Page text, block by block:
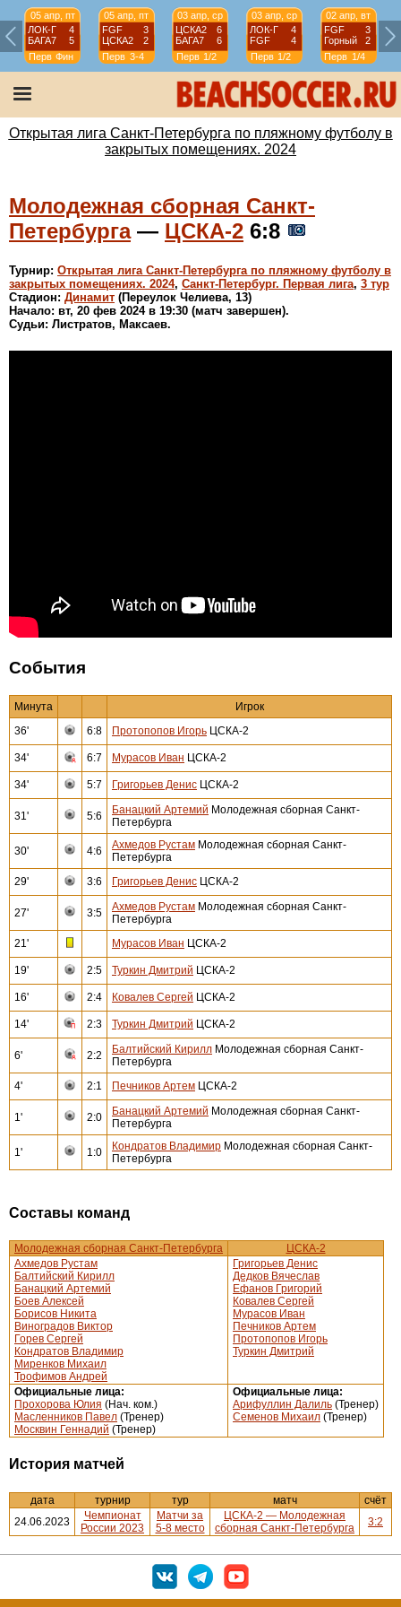
05 апр, пт
ЛОК-Г
4
БАГА7
5
Перв Фин
05 апр, пт
FGF
3
ЦСКА2
2
Перв 3-4
03 апр, ср
ЦСКА2
6
БАГА7
6
Перв 1/2
03 апр, ср
ЛОК-Г
4
FGF
4
Перв 1/2
02 апр, вт
FGF
3
Горный
2
Перв 1/4
Открытая лига Санкт-Петербурга по пляжному футболу в
закрытых помещениях. 2024
Молодежная сборная Санкт-
Петербурга— ЦСКА-2 6:8
Турнир: Открытая лига Санкт-Петербурга по пляжному футболу в
закрытых помещениях. 2024, Санкт-Петербург. Первая лига, 3 тур
Стадион: Динамит (Переулок Челиева, 13)
Начало: вт, 20 фев 2024 в 19:30 (матч завершен).
Судьи: Листратов, Максаев.
События
Минута
Игрок
36'
6:8 Протопопов Игорь ЦСКА-2
34' 6:7 Мурасов Иван ЦСКА-2
34' 5:7 Григорьев Денис ЦСКА-2
31' 5:6 Банацкий Артемий Молодежная сборная Санкт-
Петербурга
30' 4:6 Ахмедов Рустам Молодежная сборная Санкт-
Петербурга
29'
3:6 Григорьев Денис ЦСКА-2
27' 3:5 Ахмедов Рустам Молодежная сборная Санкт-
Петербурга
21'
Мурасов Иван ЦСКА-2
19' 2:5 Туркин Дмитрий ЦСКА-2
16' 2:4 Ковалев Сергей ЦСКА-2
14' 2:3 Туркин Дмитрий ЦСКА-2
6' 2:2 Балтийский Кирилл Молодежная сборная Санкт-
Петербурга
4'
2:1 Печников Артем ЦСКА-2
1' 2:0 Банацкий Артемий Молодежная сборная Санкт-
Петербурга
1' 1:0 Кондратов Владимир Молодежная сборная Санкт-
Петербурга
Составы команд
Молодежная сборная Санкт-Петербурга
ЦСКА-2
Ахмедов Рустам
Балтийский Кирилл
Банацкий Артемий
Боев Алексей
Борисов Никита
Виноградов Виктор
Горев Сергей
Кондратов Владимир
Миренков Михаил
Трофимов Андрей
Григорьев Денис
Дедков Вячеслав
Ефанов Григорий
Ковалев Сергей
Мурасов Иван
Печников Артем
Протопопов Игорь
Туркин Дмитрий
Официальные лица:
Прохорова Юлия (Нач. ком.)
Масленников Павел (Тренер)
Москвин Геннадий (Тренер)
Официальные лица:
Арифуллин Далиль (Тренер)
Семенов Михаил (Тренер)
История матчей
дата турнир тур матч
счёт
24.06.2023
Чемпионат
России 2023
Матчи за
5-8 место
ЦСКА-2 — Молодежная
сборная Санкт-Петербурга
3:2